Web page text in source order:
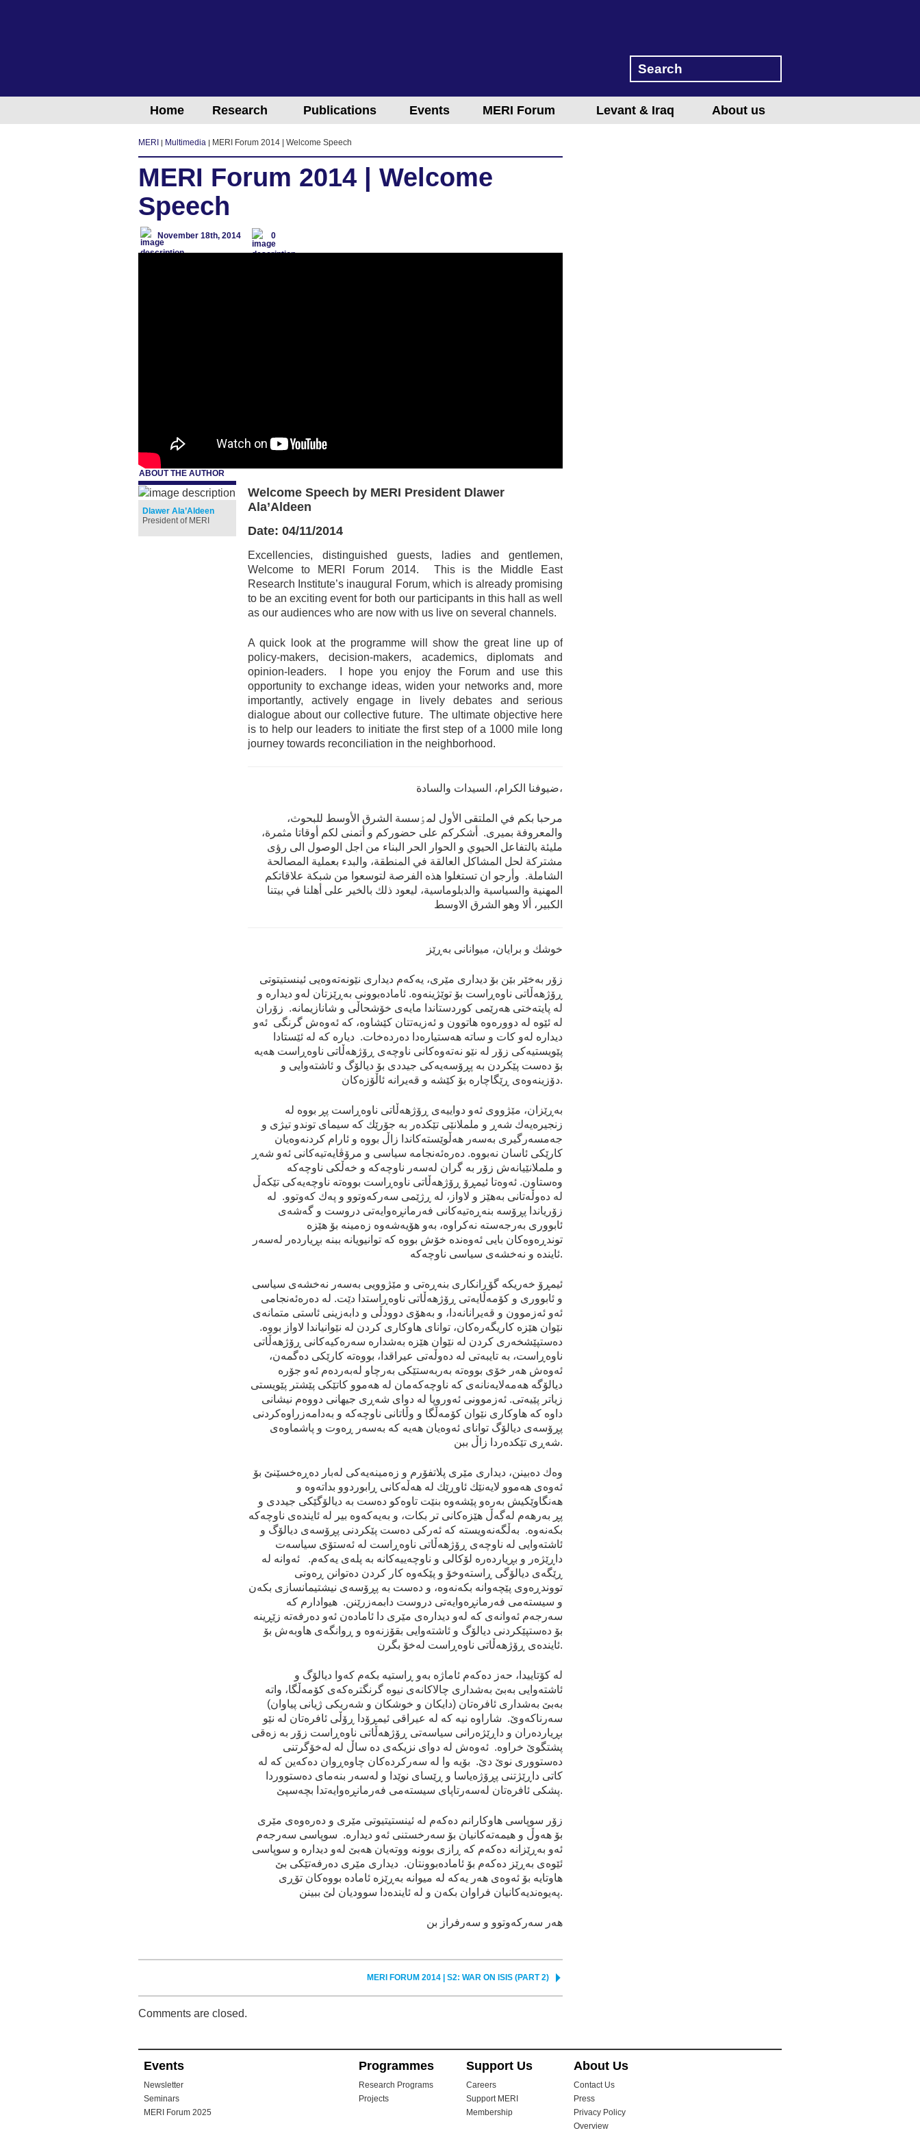
Home Research Publications Events MERI Forum Levant & Iraq About us
MERI Multimedia MERI Forum 2014 | Welcome Speech
MERI Forum 2014 | Welcome
Speech
November 18th, 2014 0
ABOUT THE AUTHOR
Dlawer Ala’Aldeen
President of MERI
Welcome Speech by MERI President Dlawer
Ala’Aldeen
Date: 04/11/2014
Excellencies, distinguished guests, ladies and gentlemen,
Welcome to MERI Forum 2014. This is the Middle East
Research Institute’s inaugural Forum, which is already promising
to be an exciting event for both our participants in this hall as well
as our audiences who are now with us live on several channels.
A quick look at the programme will show the great line up of
policy-makers, decision-makers, academics, diplomats and
opinion-leaders. I hope you enjoy the Forum and use this
opportunity to exchange ideas, widen your networks and, more
importantly, actively engage in lively debates and serious
dialogue about our collective future. The ultimate objective here
is to help our leaders to initiate the first step of a 1000 mile long
journey towards reconciliation in the neighborhood.
ضيوفنا الكرام، السيدات والسادة،
مرحبا بكم في الملتقی الأول لمٶسسة الشرق الأوسط للبحوث،
والمعروفة بميری. أشكركم علی حضوركم و أتمنی لكم أوقاتا مثمرة‌،
مليئة بالتفاعل الحيوي و الحوار الحر البناء من اجل الوصول الی رؤی
مشتركة لحل المشاكل العالقة في المنطقة، والبدء بعملية المصالحة
الشاملة. وأرجو ان تستغلوا هذه الفرصة لتوسعوا من شبكة علاقاتكم
المهنية والسياسية والدبلوماسية، ليعود ذلك بالخير على أهلنا في بيتنا
الكبير، ألا وهو الشرق الاوسط
خوشك و برايان، ميوانانی به‌ڕێز
زۆر به‌خێر بێن بۆ ديداری مێری، يه‌كه‌م ديداری نێونه‌ته‌وه‌يی ئينستيتوتی
ڕۆژهه‌ڵاتی ناوه‌ڕاست بۆ توێژينه‌وه‌. ئاماده‌بوونی به‌ڕێزتان له‌و‌ ديداره‌ و
له‌ پايته‌ختی هه‌رێمی كوردستاندا مايه‌ی خۆشحاڵی و شانازيمانه‌. زۆران
له‌ ئێوه‌ له‌ دووره‌وه‌ هاتوون و ئه‌زيه‌تتان كێشاوه‌، كه‌ ئه‌وه‌ش گرنگی ئه‌و
ديداره‌ له‌و كات و ساته‌ هه‌ستياره‌‌دا ده‌رده‌خات. دياره‌ كه‌ له‌ ئێستادا
پێويستیه‌كی زۆر له‌ نێو نه‌ته‌وه‌كانی ناوچه‌ی ڕۆژهه‌ڵاتی ناوه‌ڕاست هه‌يه‌
بۆ ده‌ست پێكردن بە پڕۆسه‌يه‌كی جيددی بۆ ديالۆگ و ئاشته‌وايی و
دۆزينه‌وه‌ی ڕێگاچاره‌ بۆ كێشه و قه‌يرانه‌‌ ئاڵۆزه‌كان.
به‌ڕێزان، مێژووی ئه‌و ‌دواييه‌ی ڕۆژهه‌ڵاتی ناوه‌ڕاست‌ پڕ بووه‌ له‌
زنجيره‌يه‌ك شه‌ڕ و ململانێی تێكده‌ر به‌ جۆرێك كه‌ سيمای توندو تيژی و
جه‌مسه‌رگيری به‌سه‌ر هه‌ڵوێسته‌كاندا زاڵ بووه‌ و ئارام كردنه‌وه‌یان
كارێكی ئاسان نه‌بووه‌‌. ده‌ره‌ئەنجامه‌ سياسی و مرۆڤايه‌تيه‌كانی ئه‌و شه‌ڕ
و ململانێيانه‌ش زۆر به‌ گران له‌سه‌ر ناوچه‌كه‌ و خه‌ڵكی ناوچه‌كه‌
وه‌ستاون. ئه‌وه‌تا ئيمڕۆ ڕۆژهه‌ڵاتی ناوه‌ڕاست بووه‌ته‌ ناوچه‌يه‌كی تێكه‌ڵ
له‌ ده‌وڵه‌تانی به‌هێز و لاواز، له‌ ڕژێمی سه‌ركه‌وتوو و په‌ك كه‌وتوو. له‌
زۆرياندا‌ پڕۆسه‌ بنه‌ڕه‌تيه‌كانی فه‌رمانڕه‌وايه‌تی دروست و گه‌شه‌ی
ئابووری به‌رجه‌سته‌ نه‌كراوه، به‌و هۆيه‌شه‌وه‌ زه‌مينه‌ بۆ هێزه‌
توندڕه‌وه‌كان بايی ئه‌وه‌نده‌ خۆش بووه‌ كه‌ توانيويانه‌ ببنه‌ بڕيارده‌ر له‌سه‌ر
ئاينده‌ و نه‌خشه‌ی سياسی ناوچه‌كه‌.
ئيمڕۆ خه‌ريكه‌ گۆڕانكاری بنه‌ڕه‌تی و مێژوويی به‌سه‌ر نه‌خشه‌ی سياسی
و ئابووری و كۆمه‌ڵايه‌تی ڕۆژهه‌ڵاتی ناوه‌ڕاستدا دێت. له‌ ده‌ره‌ئەنجامی
ئه‌و ئه‌زموون و قه‌يرانانه‌دا، و به‌هۆی دوودڵی و دابه‌زينی ئاستی متمانه‌ی
نێوان هێزه‌ كاريگه‌ره‌كان، توانای هاوكاری كردن له‌ نێوانياندا لاواز بووه‌.
ده‌ستپێشخه‌ری كردن له‌ نێوان هێزه‌ به‌شداره‌ سه‌ره‌كيه‌كانی ڕۆژهه‌ڵاتی
ناوه‌ڕاست، به‌ تايبه‌تی له‌ ده‌وڵه‌تی عيراقدا، بووه‌ته‌ كارێكی ده‌گمه‌ن،
ئه‌وه‌ش هه‌ر خۆی بووه‌ته‌ به‌ربه‌ستێكی به‌رچاو له‌به‌رده‌م ئه‌و جۆره‌
ديالۆگه‌ هه‌مه‌لايه‌نانه‌‌ی كه‌ ناوچه‌كه‌مان له‌ هه‌موو كاتێكی پێشتر پێويستی
زياتر پێيه‌تی‌. ئه‌زموونی ئه‌وروپا له‌ دوای شه‌ڕی جيهانی دووه‌م نيشانی
داوه‌ كه‌ هاوكاری نێوان كۆمه‌ڵگا و وڵاتانی ناوچه‌كه‌ و به‌دامه‌زراوه‌كردنی
پڕۆسه‌ی ديالۆگ توانای ئه‌وه‌يان هه‌يه‌ كه‌ به‌سه‌ر ڕه‌وت و پاشماوه‌ی
شه‌ڕی تێكده‌ردا زاڵ ببن.
وه‌ك ده‌بينن، ديداری مێری پلاتفۆرم و زه‌مينه‌يه‌كی له‌بار ده‌ڕه‌خسێنێ بۆ
ئه‌وه‌ی هه‌موو لايه‌نێك ئاوڕێك له‌ هه‌ڵه‌كانی ڕابوردوو بداته‌وه‌ و
هه‌نگاوێكيش به‌ره‌و پێشه‌وه‌ بنێت تاوه‌كو ده‌ست به‌ ديالۆگێكی جيددی و
پڕ به‌رهه‌م له‌گه‌ڵ هێزه‌كانی تر بكات، و به‌‌يه‌كه‌وه‌ بير له‌ ئاينده‌ی ناوچه‌كه‌
بكه‌نه‌وه‌‌. به‌ڵگه‌نه‌ويسته‌ كه‌ ئه‌ركی ده‌ست پێكردنی پڕۆسه‌ی ديالۆگ و
ئاشته‌وايی له‌ ناوچه‌ی ڕۆژهه‌ڵاتی ناوه‌ڕاست له ئه‌ستۆی سياسه‌ت
داڕێژه‌ر و بڕيارده‌رە‌ لۆكالی و ناوچه‌ييه‌كانه‌ به‌ پله‌ی يه‌كه‌م. ئه‌وانه‌ له‌
ڕێگه‌ی ديالۆگی ڕاسته‌وخۆ و پێكه‌وه‌ كار كردن ده‌توانن ڕه‌وتی
تووندڕەوی پێچه‌وانه‌ بكه‌نه‌وه‌، و ده‌ست به‌ پڕۆسه‌ی نيشتيمانسازی بكه‌ن
و سيسته‌می فه‌رمانڕه‌وايه‌تی دروست دابمه‌زرێنن. هيوادارم كه‌
سه‌رجه‌م ئه‌وانه‌ی كه‌ له‌و ديداره‌ی مێری دا ئاماده‌ن ئه‌و ده‌رفه‌ته‌ زێڕينه‌
بۆ ده‌ستپێكردنی ديالۆگ و ئاشته‌وايی بقۆزنه‌وه‌ و ڕوانگه‌ی هاوبه‌ش بۆ
ئاينده‌ی ڕۆژهه‌ڵاتی ناوه‌ڕاست له‌خۆ بگرن.
له‌ كۆتاييدا، حه‌ز ده‌كه‌م ئاماژه‌ به‌و ڕاستيه‌ بكه‌م كه‌وا ديالۆگ و
ئاشته‌وايی به‌بێ به‌شداری چالاكانه‌ی نيوه‌ گرنگتره‌كه‌ی كۆمه‌ڵگا، واته‌
به‌بێ به‌شداری ئافره‌تان (دايكان و خوشكان و شه‌ريكی ژيانی پياوان)
سه‌رناكه‌وێ. شاراوه‌ نيه‌ كه‌ له‌ عيراقی ئيمڕۆدا ڕۆڵی ئافره‌تان له‌ نێو
بڕيارده‌ران و داڕێژه‌رانی سياسه‌تی ڕۆژهه‌ڵاتی ناوه‌ڕاست زۆر به‌ زه‌قی
پشتگوێ خراوه‌. ئه‌وه‌ش له‌ دوای نزيكه‌ی ده‌ ساڵ له‌ له‌خۆگرتنی
ده‌ستووری نوێ دێ. بۆيه‌ وا له‌ سه‌ركرده‌كان چاوه‌ڕوان ده‌كه‌ين كه‌ له‌
كاتی داڕێژتنی پڕۆژه‌ياسا و ڕێسای نوێدا و‌ له‌سه‌ر بنه‌مای ده‌ستووردا
پشكی ئافره‌تان له‌سه‌رتاپای سيسته‌می فه‌رمانڕه‌وايه‌تدا بچه‌سپێ.
زۆر سوپاسی هاوكارانم ده‌كه‌م له‌ ئينستيتيوتی مێری و ده‌ره‌وه‌ی مێری
بۆ هه‌وڵ و هيمه‌ته‌كانيان بۆ سه‌رخستنی ئه‌و ديداره‌. سوپاسی سه‌رجه‌م
ئه‌و به‌ڕێزانه‌ ده‌كه‌م كه‌ ڕازی بوونه‌ ووته‌يان هه‌بێ له‌و ديداره‌ و سوپاسی
ئێوه‌ی به‌ڕێز ده‌كه‌م بۆ ئاماده‌بوونتان. ديداری مێری ده‌رفه‌تێكی بێ
هاوتايه‌ بۆ ئه‌وه‌ی هه‌ر يه‌كه‌ له‌ ميوانه‌ به‌ڕێزه‌ ئاماده‌ بووه‌كان تۆڕی
په‌يوه‌نديه‌كانيان فراوان بكه‌ن و له‌ ئاينده‌دا سوودیان لێ ببينن.
هه‌ر سه‌ركه‌وتوو و سه‌رفراز بن
MERI FORUM 2014 | S2: WAR ON ISIS (PART 2)
Comments are closed.
Events
Newsletter
Seminars
MERI Forum 2025
Programmes
Research Programs
Projects
Support Us
Careers
Support MERI
Membership
About Us
Contact Us
Press
Privacy Policy
Overview